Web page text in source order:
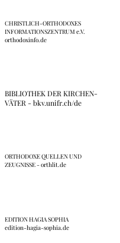
CHRISTLICH-ORTHODOXES
INFORMATIONSZENTRUM e.V.
orthodoxinfo.de
BIBLIOTHEK DER KIRCHEN-
VÄTER - bkv.unifr.ch/de
ORTHODOXE QUELLEN UND
ZEUGNISSE - orthlit.de
EDITION HAGIA SOPHIA
edition-hagia-sophia.de